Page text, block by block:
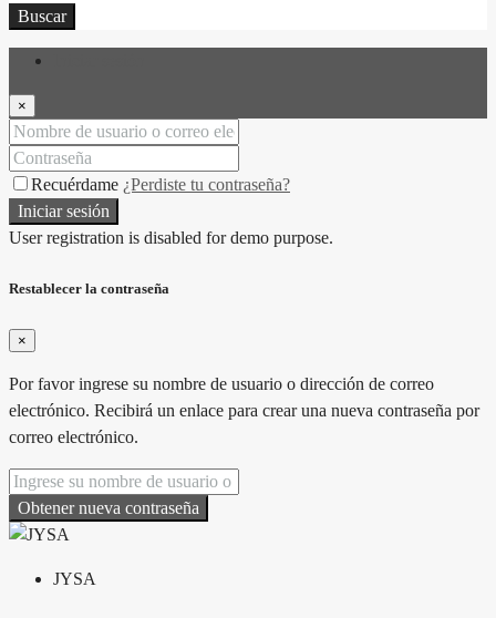
Buscar
×
Recuérdame ¿Perdiste tu contraseña?
Iniciar sesión
User registration is disabled for demo purpose.
Restablecer la contraseña
×
Por favor ingrese su nombre de usuario o dirección de correo
electrónico. Recibirá un enlace para crear una nueva contraseña por
correo electrónico.
Obtener nueva contraseña
JYSA